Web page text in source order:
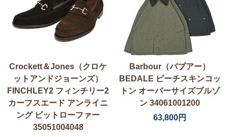
Crockett＆Jones（クロケ
ットアンドジョーンズ）
FINCHLEY2 フィンチリー2
カーフスエード アンライニ
ング ビットローファー
35051004048
Barbour（バブアー）
BEDALE ピーチスキンコッ
トン オーバーサイズブルゾ
ン 34061001200
63,800円